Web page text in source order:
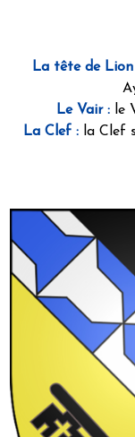
La tête de Lion
Le Vair :le
La Clef : la Clef